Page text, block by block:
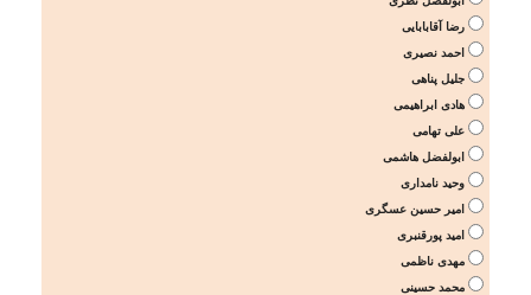
رضا آقابابایی
احمد نصیری
جلیل پناهی
هادی ابراهیمی
علی تهامی
ابولفضل هاشمی
وحید نامداری
امیر حسین عسگری
امید پورقنبری
مهدی ناظمی
محمد حسینی